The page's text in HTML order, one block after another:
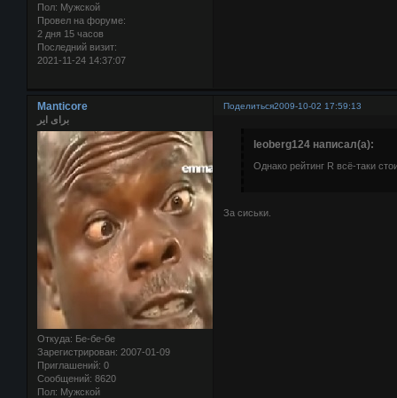
Пол: Мужской
Провел на форуме:
2 дня 15 часов
Последний визит:
2021-11-24 14:37:07
Поделиться2009-10-02 17:59:13
Manticore
برای ایر
Откуда: Бе-бе-бе
Зарегистрирован: 2007-01-09
Приглашений: 0
Сообщений: 8620
Пол: Мужской
leoberg124 написал(а):
Однако рейтинг R всё-таки
За сиськи.